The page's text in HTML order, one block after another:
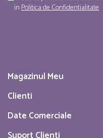
inPolitica de Confidentialitate
Magazinul Meu
Clienti
Date Comerciale